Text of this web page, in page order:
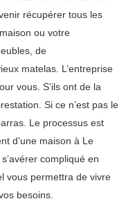
récupérer tous les
ou votre
de
matelas. L’entreprise
vous. S’ils ont de la
Si ce n’est pas le
Le processus est
d’une maison à Le
compliqué en
vous permettra de vivre
besoins.